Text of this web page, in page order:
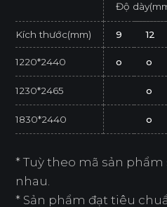
Độ
Kích thước(mm) 9 12
1220*2440 o o
1230*2465 o
1830*2440 o
* Tuỳ theo mã sản
nhau.
* Sản phẩm đạt tiêu